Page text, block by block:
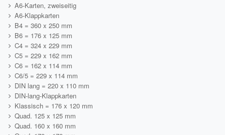
A6-Karten, zweiseitig
A6-Klappkarten
B4 = 360 x 250 mm
B6 = 176 x 125 mm
C4 = 324 x 229 mm
C5 = 229 x 162 mm
C6 = 162 x 114 mm
C6/5 = 229 x 114 mm
DIN lang = 220 x 110 mm
DIN-lang-Klappkarten
Klassisch = 176 x 120 mm
Quad. 125 x 125 mm
Quad. 160 x 160 mm